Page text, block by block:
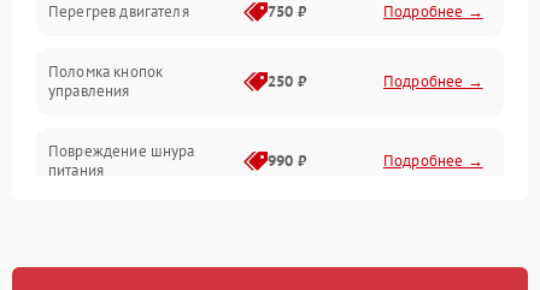
Перегрев двигателя 750 ₽ Подробнее →
Поломка кнопок
управления
250 ₽ Подробнее →
Повреждение шнура
питания
990 ₽ Подробнее →